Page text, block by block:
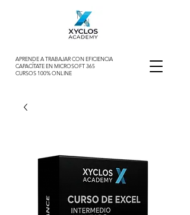
APRENDE A TRABAJAR CON EFICIENCIA
CAPACÍTATE EN MICROSOFT 365
CURSOS 100% ONLINE